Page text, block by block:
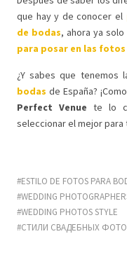
que hay y de conocer el
de bodas, ahora ya
para posar en las
¿Y sabes que tenemos
bodas de España?
Perfect Venue te lo
seleccionar el mejor para
ESTILO DE FOTOS PARA
WEDDING
WEDDING PHOTOS STYLE
СТИЛИ СВАДЕБНЫХ